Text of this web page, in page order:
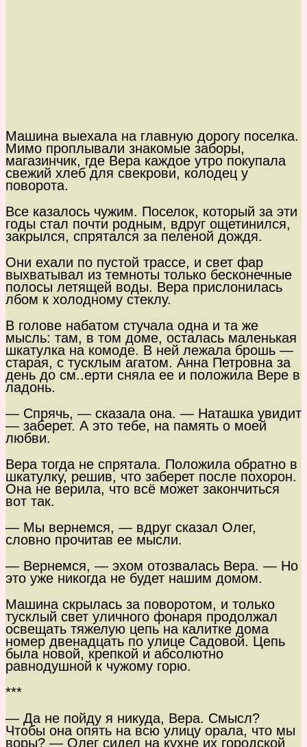
Машина выехала на главную дорогу поселка.
Мимо проплывали знакомые заборы,
магазинчик, где Вера каждое утро покупала
свежий хлеб для свекрови, колодец у
поворота.
Все казалось чужим. Поселок, который за эти
годы стал почти родным, вдруг ощетинился,
закрылся, спрятался за пеленой дождя.
Они ехали по пустой трассе, и свет фар
выхватывал из темноты только бесконечные
полосы летящей воды. Вера прислонилась
лбом к холодному стеклу.
В голове набатом стучала одна и та же
мысль: там, в том доме, осталась маленькая
шкатулка на комоде. В ней лежала брошь —
старая, с тусклым агатом. Анна Петровна за
день до см..ерти сняла ее и положила Вере в
ладонь.
— Спрячь, — сказала она. — Наташка увидит
— заберет. А это тебе, на память о моей
любви.
Вера тогда не спрятала. Положила обратно в
шкатулку, решив, что заберет после похорон.
Она не верила, что всё может закончиться
вот так.
— Мы вернемся, — вдруг сказал Олег,
словно прочитав ее мысли.
— Вернемся, — эхом отозвалась Вера. — Но
это уже никогда не будет нашим домом.
Машина скрылась за поворотом, и только
тусклый свет уличного фонаря продолжал
освещать тяжелую цепь на калитке дома
номер двенадцать по улице Садовой. Цепь
была новой, крепкой и абсолютно
равнодушной к чужому горю.
***
— Да не пойду я никуда, Вера. Смысл?
Чтобы она опять на всю улицу орала, что мы
воры? — Олег сидел на кухне их городской